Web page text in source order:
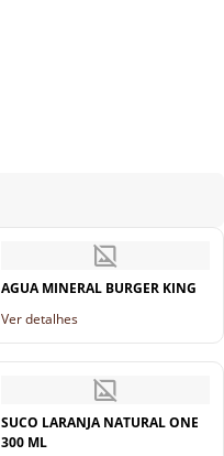
AGUA MINERAL BURGER KING
Ver detalhes
SUCO LARANJA NATURAL ONE
300 ML